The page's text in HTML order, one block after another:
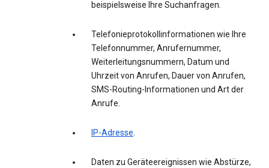
beispielsweise Ihre Suchanfragen.
Telefonieprotokollinformationen wie Ihre
Telefonnummer, Anrufernummer,
Weiterleitungsnummern, Datum und
Uhrzeit von Anrufen, Dauer von Anrufen,
SMS-Routing-Informationen und Art der
Anrufe.
IP-Adresse.
Daten zu Geräteereignissen wie Abstürze,